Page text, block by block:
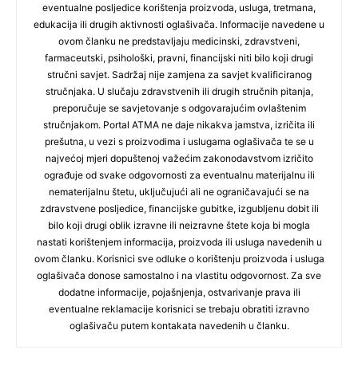
eventualne posljedice korištenja proizvoda, usluga, tretmana,
edukacija ili drugih aktivnosti oglašivača. Informacije navedene u
ovom članku ne predstavljaju medicinski, zdravstveni,
farmaceutski, psihološki, pravni, financijski niti bilo koji drugi
stručni savjet. Sadržaj nije zamjena za savjet kvalificiranog
stručnjaka. U slučaju zdravstvenih ili drugih stručnih pitanja,
preporučuje se savjetovanje s odgovarajućim ovlaštenim
stručnjakom. Portal ATMA ne daje nikakva jamstva, izričita ili
prešutna, u vezi s proizvodima i uslugama oglašivača te se u
najvećoj mjeri dopuštenoj važećim zakonodavstvom izričito
ograđuje od svake odgovornosti za eventualnu materijalnu ili
nematerijalnu štetu, uključujući ali ne ograničavajući se na
zdravstvene posljedice, financijske gubitke, izgubljenu dobit ili
bilo koji drugi oblik izravne ili neizravne štete koja bi mogla
nastati korištenjem informacija, proizvoda ili usluga navedenih u
ovom članku. Korisnici sve odluke o korištenju proizvoda i usluga
oglašivača donose samostalno i na vlastitu odgovornost. Za sve
dodatne informacije, pojašnjenja, ostvarivanje prava ili
eventualne reklamacije korisnici se trebaju obratiti izravno
oglašivaču putem kontakata navedenih u članku.